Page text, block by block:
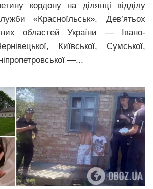
кордону на ділянці відділу
«Красноїльськ». Дев’ятьох
областей України — Івано-
Київської, Сумської,
—...